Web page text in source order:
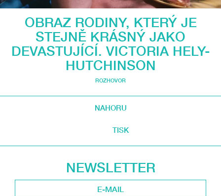
OBRAZ RODINY, KTERÝ JE
STEJNĚ KRÁSNÝ JAKO
DEVASTUJÍCÍ. VICTORIA HELY-
HUTCHINSON
ROZHOVOR
NAHORU
TISK
NEWSLETTER